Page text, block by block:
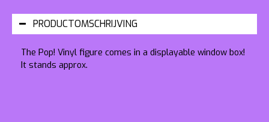
PRODUCTOMSCHRIJVING
The Pop! Vinyl figure comes in a displayable window box!
It stands approx.